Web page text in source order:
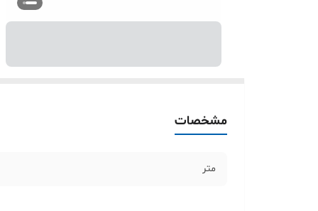
مشخصات
متر